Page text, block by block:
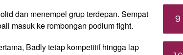
dan menempel grup terdepan. Sempat
masuk ke rombongan podium fight.
Badly tetap kompetitif hingga lap
9